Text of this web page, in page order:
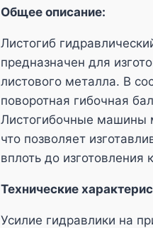
Общее описание:
Листогиб
предназначен для
листового металла. В
поворотная гибочная
Листогибочные машины
что позволяет
вплоть до изготовления
Технические
Усилие гидравлики на